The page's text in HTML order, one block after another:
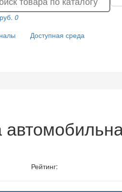
0
Доступная среда
Рейтинг: